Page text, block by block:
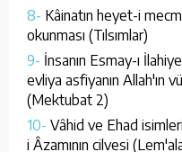
8- Kâinatın heyet-i
okunması (Tılsımlar)
9- İnsanın Esmay-ı
evliya asfiyanın Allah'ın
(Mektubat 2)
10- Vâhid ve Ehad
i Âzamının cilvesi